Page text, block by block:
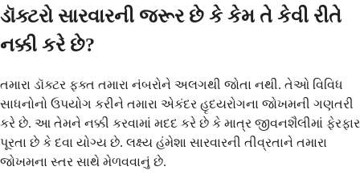
ડૉક્ટરો સારવારની જરૂર છે કે કેમ તે કેવી રીતે
નક્કી કરે છે?
તમારા ડૉક્ટર ફક્ત તમારા નંબરોને અલગથી જોતા નથી. તેઓ વિવિધ
સાધનોનો ઉપયોગ કરીને તમારા એકંદર હૃદયરોગના જોખમની ગણતરી
કરે છે. આ તેમને નક્કી કરવામાં મદદ કરે છે કે માત્ર જીવનશૈલીમાં ફેરફાર
પૂરતા છે કે દવા યોગ્ય છે. લક્ષ્ય હંમેશા સારવારની તીવ્રતાને તમારા
જોખમના સ્તર સાથે મેળવવાનું છે.